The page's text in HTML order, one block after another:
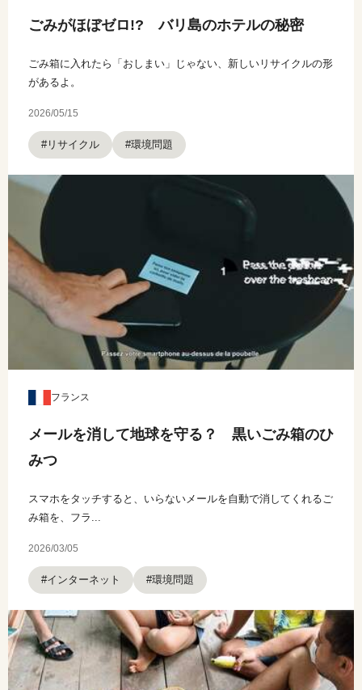
ごみがほぼゼロ!? バリ島のホテルの秘密
ごみ箱に入れたら「おしまい」じゃない、新しいリサイクルの形
があるよ。
2026/05/15
#リサイクル #環境問題
フランス
メールを消して地球を守る？ 黒いごみ箱のひ
みつ
スマホをタッチすると、いらないメールを自動で消してくれるご
み箱を、フラ...
2026/03/05
#インターネット #環境問題